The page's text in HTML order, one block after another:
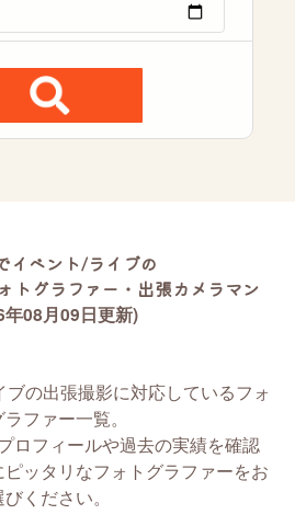
イベント/ライブの
トグラファー・出張カメラマン
年08月09日更新)
ブの出張撮影に対応しているフォ
ラファー一覧。
ロフィールや過去の実績を確認
ッタリなフォトグラファーをお
ください。